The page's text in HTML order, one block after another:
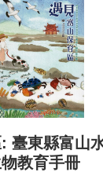
臺東縣富山
教育手冊